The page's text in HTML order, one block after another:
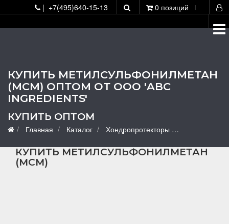
| +7(495)640-15-13 0 позиций
КУПИТЬ МЕТИЛСУЛЬФОНИЛМЕТАН
(МСМ) ОПТОМ ОТ ООО 'ABC
INGREDIENTS'
КУПИТЬ ОПТОМ
Главная Каталог Хондропротекторы
КУПИТЬ МЕТИЛСУЛЬФОНИЛМЕТАН
(МСМ)